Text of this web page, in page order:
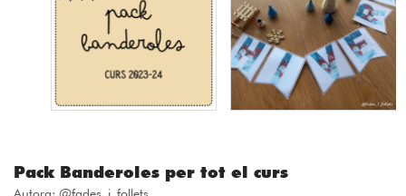
Pack Banderoles per tot el curs
Autora: @fades_i_follets